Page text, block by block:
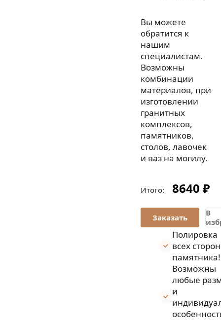
Вы можете
обратится к
нашим
специалистам.
Возможны
комбинации
материалов, при
изготовлении
гранитных
комплексов,
памятников,
столов, лавочек
и ваз на могилу.
Итого: 8640 ₽
В
Полировка
всех сторон
памятника!
Возможны
любые
и